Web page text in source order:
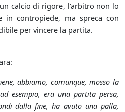
calcio di rigore, l'arbitro non lo
in contropiede, ma spreca con
per vincere la partita.
abbiamo, comunque, mosso la
esempio, era una partita persa,
dalla fine, ha avuto una palla,